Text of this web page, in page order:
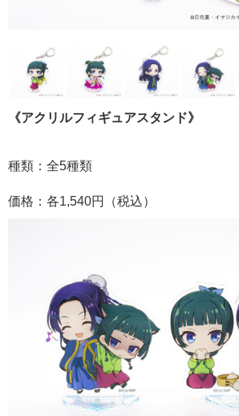
《アクリルフィギュアスタンド》
種類：全5種類
価格：各1,540円（税込）